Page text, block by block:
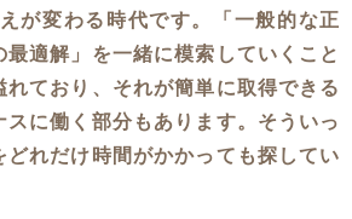
が変わる時代です。「一般的な正
適解」を一緒に模索していくこと
ており、それが簡単に取得できる
に働く部分もあります。そういっ
れだけ時間がかかっても探してい